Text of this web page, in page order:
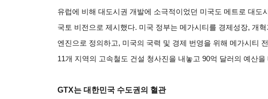
유럽에 비해 대도시권 개발에 소극적이었던 미국도 메트로 대도
국토 비전으로 제시했다. 미국 정부는 메가시티를 경제성장, 개
엔진으로 정의하고, 미국의 국력 및 경제 번영을 위해 메가시티
11개 지역의 고속철도 건설 청사진을 내놓고 90억 달러의 예산을
GTX는 대한민국 수도권의 혈관